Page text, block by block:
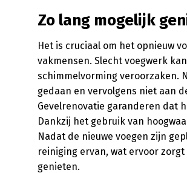
Zo lang mogelijk
Het is cruciaal om het opnieuw
vakmensen. Slecht voegwerk
schimmelvorming veroorzaken.
gedaan en vervolgens niet aan
Gevelrenovatie garanderen dat
Dankzij het gebruik van
Nadat de nieuwe voegen zijn
reiniging ervan, wat ervoor
genieten.